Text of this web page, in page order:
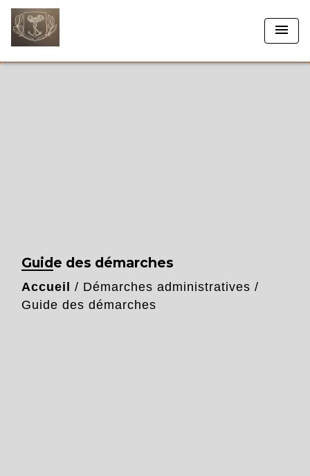
menu
Guide des démarches
Accueil / Démarches administratives /
Guide des démarches